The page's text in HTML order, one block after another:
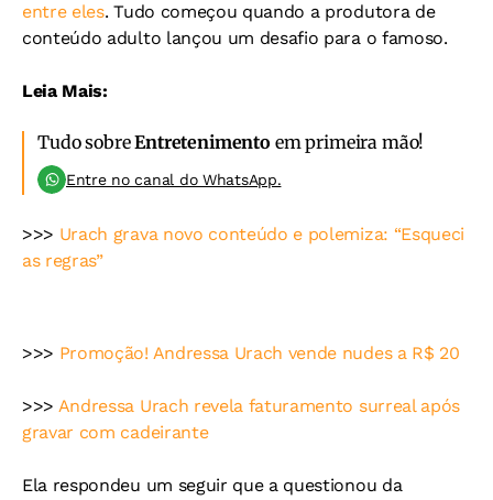
entre eles. Tudo começou quando a produtora de
conteúdo adulto lançou um desafio para o famoso.
Leia Mais:
Tudo sobreEntretenimento em primeira mão!
Entre no canal do WhatsApp.
>>> Urach grava novo conteúdo e polemiza: “Esqueci
as regras”
>>> Promoção! Andressa Urach vende nudes a R$ 20
>>> Andressa Urach revela faturamento surreal após
gravar com cadeirante
Ela respondeu um seguir que a questionou da